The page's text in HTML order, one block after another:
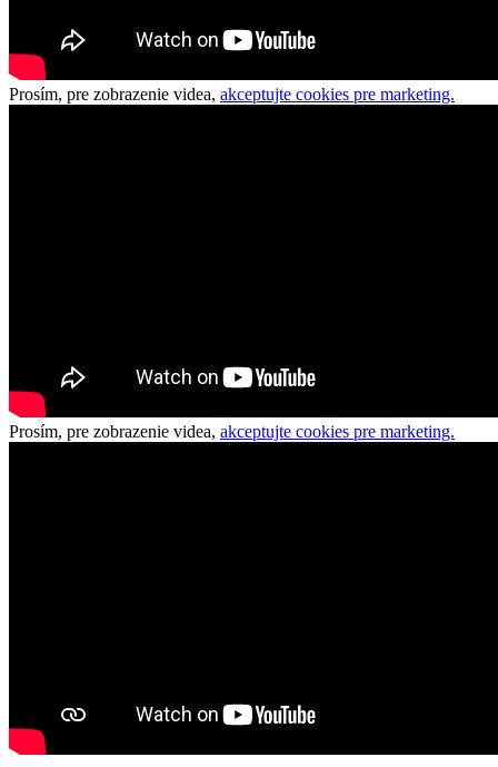
Prosím, pre zobrazenie videa, akceptujte cookies pre marketing.
Prosím, pre zobrazenie videa, akceptujte cookies pre marketing.